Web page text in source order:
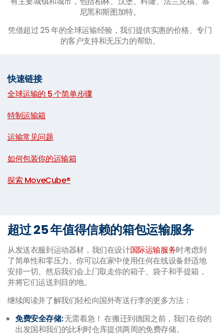
尼黑和斯图加特。
凭借超过 25 年的全球运输经验，我们提供实惠的价格、专门
的客户支持和无压力的帮助。
快速链接
全球运输的 5 个简单步骤
特制运输箱
运输常见问题
如何包装你的运输箱
探索 MoveCube®
超过 25 年值得信赖的箱包运输服务
从发送衣服到运动器材，我们在设计国际运输服务时考虑到
了简单性和零压力。你可以在家中使用任何在线设备舒适地
安排一切。然后我们会上门取走你的箱子、袋子和手提箱，
并将它们运送到目的地。
继续阅读并了解我们轻松向国外寄送行李的更多方法：
免费安全存储:无需着急！ 在搬迁到德国之前，我们在你的
出发国和我们的比利时仓库提供两周的免费存储。